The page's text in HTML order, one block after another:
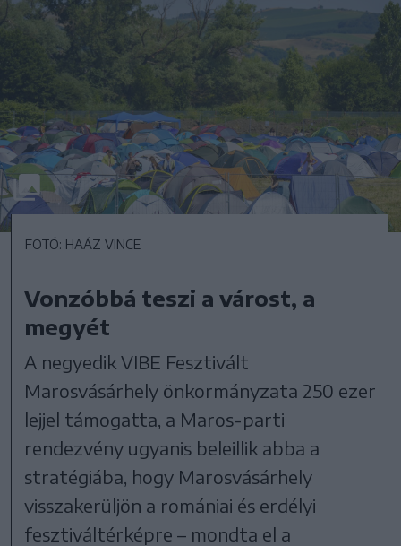
FOTÓ: HAÁZ VINCE
Vonzóbbá teszi a várost, a
megyét
A negyedik VIBE Fesztivált
Marosvásárhely önkormányzata 250 ezer
lejjel támogatta, a Maros-parti
rendezvény ugyanis beleillik abba a
stratégiába, hogy Marosvásárhely
visszakerüljön a romániai és erdélyi
fesztiváltérképre – mondta el a